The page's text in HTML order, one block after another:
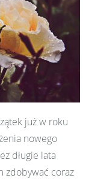
już w roku
nowego
długie lata
zdobywać coraz